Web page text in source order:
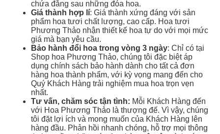
chứa đằng sau những đóa hoa.
Giá thành hợp lí: Giá thành xứng đáng với sản
phẩm hoa tươi chất lượng, cao cấp. Hoa tươi
Phương Thảo nhận thiết kế hoa tự do với mọi mức
giá mà bạn yêu cầu.
Bảo hành đổi hoa trong vòng 3 ngày: Chỉ có tại
Shop hoa Phương Thảo, chúng tôi đặc biệt áp
dụng chính sách bảo hành dành cho tất cả đơn
hàng hoa thành phẩm, với kỳ vọng mang đến cho
Quý Khách Hàng trải nghiệm mua hoa trọn vẹn
nhất.
Tư vấn, chăm sóc tận tình: Mỗi Khách Hàng đến
với Hoa Phương Thảo là thượng đế. Vì vậy, chúng
tôi đặt lợi ích và mong muốn của Khách Hàng lên
hàng đầu. Phản hồi nhanh chóng, hỗ trợ mọi thông